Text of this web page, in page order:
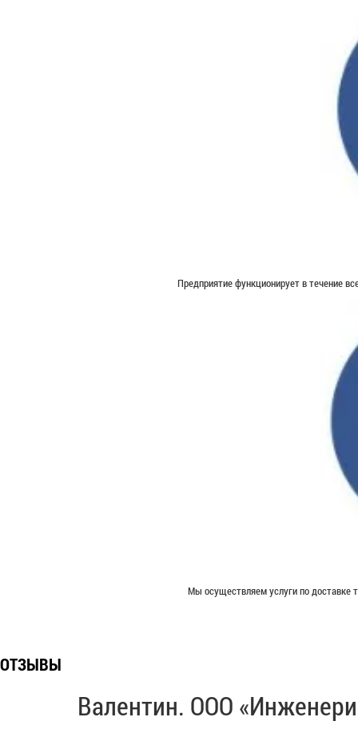
Предприятие функционирует в течение
Мы осуществляем услуги по доставке
ОТЗЫВЫ
Валентин. ООО